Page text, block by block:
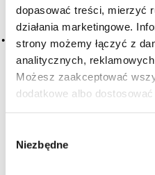
dopasować treści, mierzyć
działania marketingowe.
strony możemy łączyć z
analitycznych, reklamowych
Możesz zaakceptować
dodatkowe albo
zgody
Niezbędne
Czy masz
WYBIERZ LITERĘ
A B C-Ć D E F
H I J K L-Ł M N
O-Ó P Q R S-Ś
U V W X-Y
Z-Ź-Ż